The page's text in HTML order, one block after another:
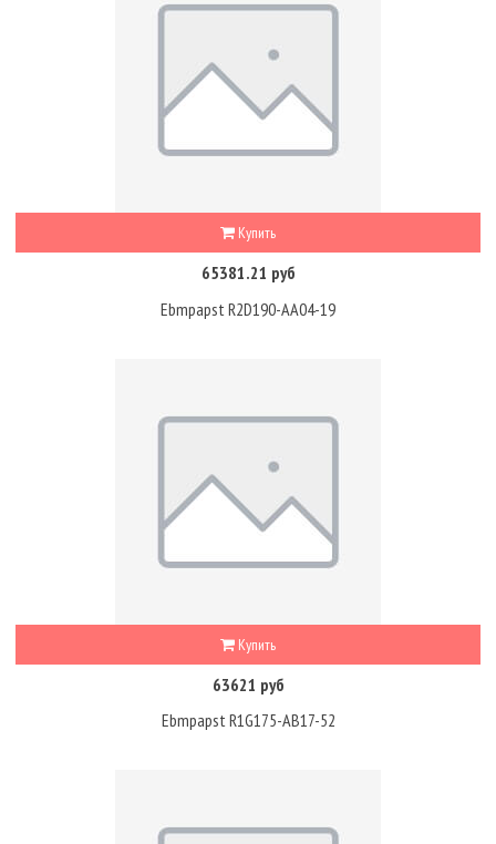
Купить
65381.21 руб
Ebmpapst R2D190-AA04-19
Купить
63621 руб
Ebmpapst R1G175-AB17-52